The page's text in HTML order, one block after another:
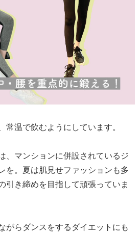
温で飲むようにしています。
、マンションに併設されているジ
を。夏は肌見せファッションも多
引き締めを目指して頑張っていま
がらダンスをするダイエットにも